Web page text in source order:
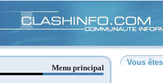
Vous
Menu principal